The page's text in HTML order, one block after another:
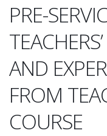
PRE-
AND
FROM
COURSE